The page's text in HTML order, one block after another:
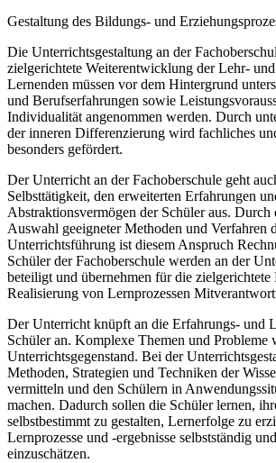
Gestaltung des Bildungs- und
Die Unterrichtsgestaltung an der
zielgerichtete Weiterentwicklung der Lehr-
Lernenden müssen vor dem Hintergrund
und Berufserfahrungen sowie
Individualität angenommen werden. Durch
der inneren Differenzierung wird fachliches
besonders gefördert.
Der Unterricht an der Fachoberschule geht
Selbsttätigkeit, den erweiterten Erfahrungen
Abstraktionsvermögen der Schüler aus. Durch
Auswahl geeigneter Methoden und Verfahren
Unterrichtsführung ist diesem Anspruch
Schüler der Fachoberschule werden an der
beteiligt und übernehmen für die zielgerichtete
Realisierung von Lernprozessen
Der Unterricht knüpft an die Erfahrungs- und
Schüler an. Komplexe Themen und Probleme
Unterrichtsgegenstand. Bei der
Methoden, Strategien und Techniken der
vermitteln und den Schülern in
machen. Dadurch sollen die Schüler lernen,
selbstbestimmt zu gestalten, Lernerfolge zu
Lernprozesse und -ergebnisse selbstständig
einzuschätzen.